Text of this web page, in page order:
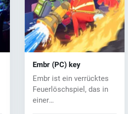
Embr (PC) key
Embr ist ein verrücktes
Feuerlöschspiel, das in
einer